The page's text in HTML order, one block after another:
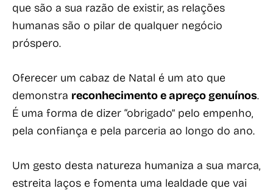
que são a sua razão de existir, as relações
humanas são o pilar de qualquer negócio
próspero.
Oferecer um cabaz de Natal é um ato que
demonstra reconhecimento e apreço genuínos.
É uma forma de dizer “obrigado” pelo empenho,
pela confiança e pela parceria ao longo do ano.
Um gesto desta natureza humaniza a sua marca,
estreita laços e fomenta uma lealdade que vai